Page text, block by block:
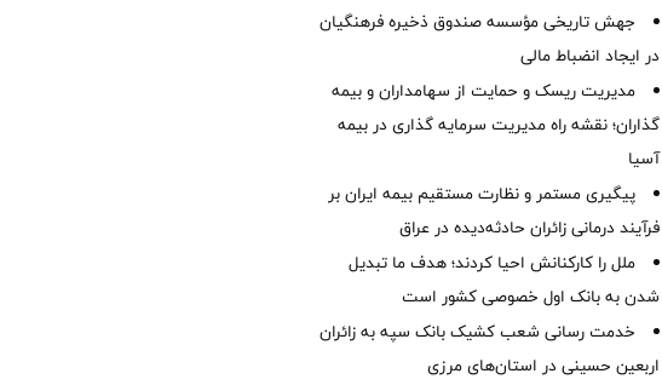
جهش تاریخی مؤسسه صندوق ذخیره فرهنگیان
در ایجاد انضباط مالی
مدیریت ریسک و حمایت از سهامداران و بیمه
گذاران؛ نقشه راه مدیریت سرمایه گذاری در بیمه
آسیا
پیگیری مستمر و نظارت مستقیم بیمه ایران بر
فرآیند درمانی زائران حادثه‌دیده در عراق
ملل را کارکنانش احیا کردند؛ هدف ما تبدیل
شدن به بانک اول خصوصی کشور است
خدمت رسانی شعب کشیک بانک سپه به زائران
اربعین حسینی در استان‌‌های مرزی